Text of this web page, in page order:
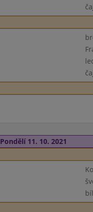
Pondělí 11. 10. 2021